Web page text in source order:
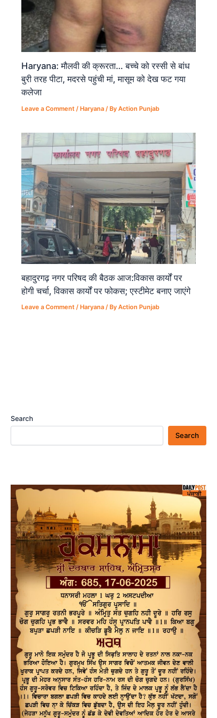
Haryana: मौलवी की क्रूरता… बच्चे को रस्सी से बांध
बुरी तरह पीटा, मदरसे पहुंची मां, मासूम को देख फट गया
कलेजा
Leave a Comment / Haryana / ByAction Punjab
बहादुरगढ़ नगर परिषद की बैठक आज:विकास कार्यों पर
होगी चर्चा, विकास कार्यों पर फोकस; एस्टीमेट बनाए जाएंगे
Leave a Comment / Haryana / ByAction Punjab
Search
Search